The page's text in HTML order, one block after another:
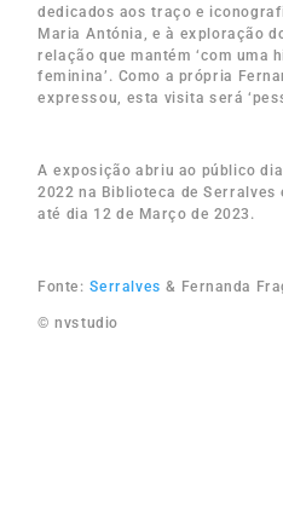
dedicados aos traço e
Maria Antónia, e à exploração
relação que mantém ‘com uma
feminina’. Como a própria
expressou, esta visita será
A exposição abriu ao público
2022 na Biblioteca de Serralves
até dia 12 de Março de 2023.
Fonte: Serralves & Fernanda
© nvstudio